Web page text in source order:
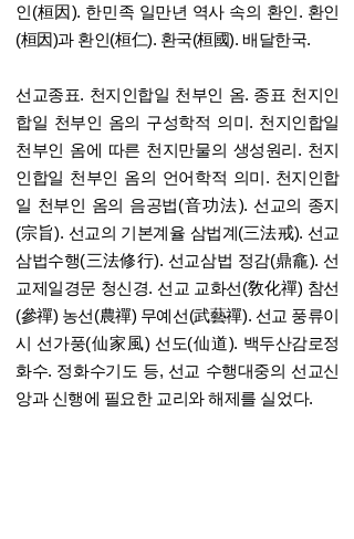
인(桓因). 한민족 일만년 역사 속의 환인. 환인
(桓因)과 환인(桓仁). 환국(桓國). 배달한국.
선교종표. 천지인합일 천부인 옴. 종표 천지인
합일 천부인 옴의 구성학적 의미. 천지인합일
천부인 옴에 따른 천지만물의 생성원리. 천지
인합일 천부인 옴의 언어학적 의미. 천지인합
일 천부인 옴의 음공법(音功法). 선교의 종지
(宗旨). 선교의 기본계율 삼법계(三法戒). 선교
삼법수행(三法修行). 선교삼법 정감(鼎龕). 선
교제일경문 청신경. 선교 교화선(敎化禪) 참선
(參禪) 농선(農禪) 무예선(武藝禪). 선교 풍류이
시 선가풍(仙家風) 선도(仙道). 백두산감로정
화수. 정화수기도 등, 선교 수행대중의 선교신
앙과 신행에 필요한 교리와 해제를 실었다.